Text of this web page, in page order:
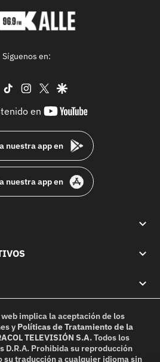
Síguenos en:
facebook
tiktok instagram
twittergoogle
en
youtube-
nuestra app en
nuestra app en
implica la aceptación de los
y Políticas de Tratamiento de la
TELEVISIÓN S.A.Todos los
D.R.A. Prohibida su reproducción
su traducción a cualquier idioma sin